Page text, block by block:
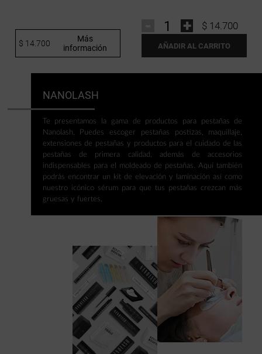
$ 14.700
Más
información
$ 14.700
+
AÑADIR AL CARRITO
NANOLASH
Te presentamos la gama de productos para pestañas de
Nanolash. Puedes escoger pestañas postizas, maquillaje,
extensiones de pestañas y productos para el cuidado de las
pestañas de primera calidad, además de accesorios
indispensables para el moldeado de pestañas. Aquí también
podrás encontrar un kit de elevación y laminación así como
nuestro icónico sérum para que tus pestañas crezcan más
gruesas y fuertes.